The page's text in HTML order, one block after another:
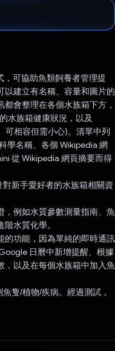
可協助魚類飼養者管理提
以建立有名稱、容量和圖片的
會整理在各個水族箱下方，
水族箱健康狀況，以及
可相容但需小心)。清單中列
學名稱、各個 Wikipedia 網
從 Wikipedia 網頁摘要而得
新手愛好者的水族箱相關資
，例如水質參數測量指南、魚
水質化學。
的功能，因為單純的即時通訊
日曆中新增提醒、根據
，以及在每個水族箱中加入魚
隻/植物/疾病。經過測試，